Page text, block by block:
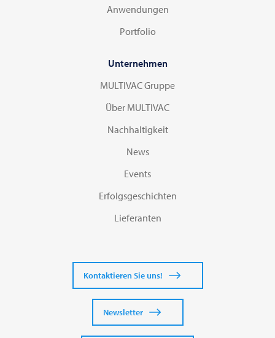
Anwendungen
Portfolio
Unternehmen
MULTIVAC Gruppe
Über MULTIVAC
Nachhaltigkeit
News
Events
Erfolgsgeschichten
Lieferanten
Kontaktieren Sie uns!
Newsletter